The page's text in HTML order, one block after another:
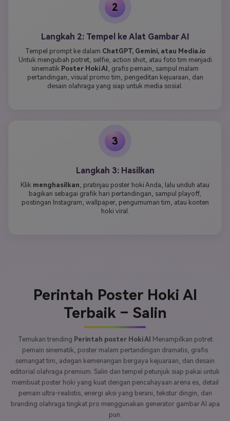
2
Langkah 2: Tempel ke Alat Gambar AI
Tempel prompt ke dalam ChatGPT, Gemini, atau Media.io
Untuk mengubah potret, selfie, action shot, atau foto tim menjadi
sinematik Poster Hoki AI
, grafis pemain, sampul malam
pertandingan, visual promo tim, pengeditan kejuaraan, dan
desain olahraga yang siap untuk media sosial.
3
Langkah 3: Hasilkan
Klik menghasilkan , pratinjau poster hoki Anda, lalu unduh atau
bagikan sebagai grafik hari pertandingan, sampul playoff,
postingan Instagram, wallpaper, pengumuman tim, atau konten
hoki viral.
Perintah Poster Hoki AI
Terbaik – Salin
Temukan trending Perintah poster Hoki AI Menampilkan potret
pemain sinematik, poster malam pertandingan dramatis, grafis
semangat tim, adegan kemenangan bergaya kejuaraan, dan desain
editorial olahraga premium. Salin dan tempel petunjuk siap pakai untuk
membuat poster hoki yang kuat dengan pencahayaan arena es, detail
pemain ultra-realistis, energi aksi yang berani, tekstur dingin, dan
branding olahraga tingkat pro menggunakan generator gambar AI apa
pun.